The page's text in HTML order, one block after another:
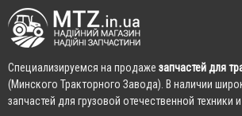
Cпециализируемся на продаже запчастей для
(Минского Тракторного Завода). В наличии
запчастей для грузовой отечественной техники